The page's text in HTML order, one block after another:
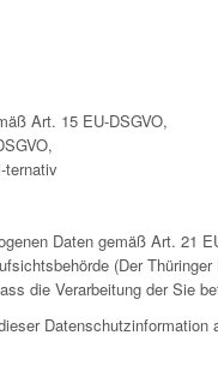
Art. 15 EU-DSGVO,
ternativ
Daten gemäß Art. 21
(Der
die Verarbeitung der Sie
Datenschutzinformation